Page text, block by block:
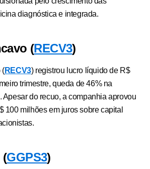
diagnóstica e integrada.
(RECV3)
(RECV3) registrou lucro líquido de R$
trimestre, queda de 46% na
Apesar do recuo, a companhia aprovou
100 milhões em juros sobre capital
(GGPS3)